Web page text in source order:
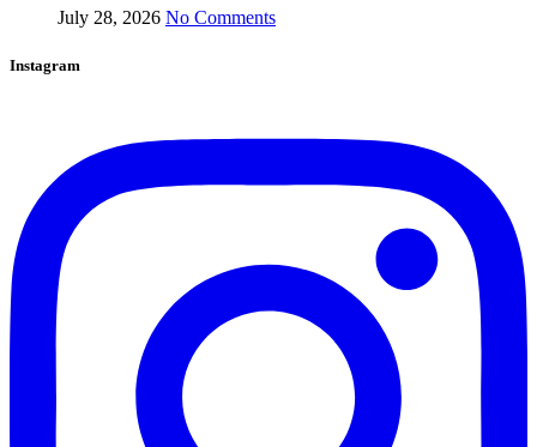
July 28, 2026 No Comments
Instagram